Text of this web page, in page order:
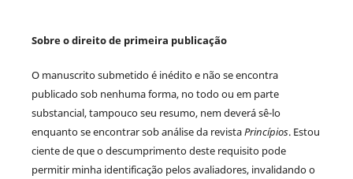
Sobre o direito de primeira publicação
O manuscrito submetido é inédito e não se encontra
publicado sob nenhuma forma, no todo ou em parte
substancial, tampouco seu resumo, nem deverá sê-lo
enquanto se encontrar sob análise da revistaPrincípios. Estou
ciente de que o descumprimento deste requisito pode
permitir minha identificação pelos avaliadores, invalidando o